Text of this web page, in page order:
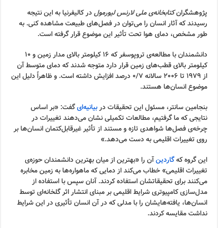
پژوهشگرانکتابخانه‌ی ملی لارنس لیورمولدر کالیفرنیا به این نتیجه
رسیدند که آثار انسان را می‌توان در فصل‌های طبیعت مشاهده کنی. به
طور مشخص، دمای هوا تحت تأثیر این موضوع قرار گرفته است.
دانشمندان با مطالعه‌ی تروپوسفر که ۱۶ کیلومتر بالای مدار زمین و ۱۰
کیلومتر بالای قطب‌های زمین قرار دارد متوجه شدند که دمای متوسط آن
از ۱۹۷۹ تا ۲۰۰۶ سالانه ۰/۷ درصد افزایش داشته است. و ظاهراً دلیل این
موضوع انسان‌ها هستند.
بنجامین سانتر، مسئول این تحقیقات دربیانیه‌ایگفت: «بر اساس
نتایجی که ما گرفتیم، مطالعات تکمیلی نشان می‌دهند تغییرات در
چرخه‌ی فصل‌ها شواهدی تازه و مستند از تأثیر غیرقابل‌کتمان انسان‌ها بر
روی تغییرات اقلیمی به دست می‌دهد.»
این گروه کهگاردینآن را «بهترین از میان بهترین دانشمندان حوزه‌ی
تغییرات اقلیمی» خطاب می‌کند از دمایی که ماهواره‌ها به زمین مخابره
می‌کنند برای تحقیقاتشان استفاده کردند. آنان سپس با استفاده از
مدل‌سازی کامپیوتری شرایط اقلیمی بر مبنای انتشار اثر گلخانه‌ای توسط
انسان‌ها، یافته‌هایشان را با مدلی که در آن انسان تأثیری در این شرایط
نداشت مقایسه کردند.